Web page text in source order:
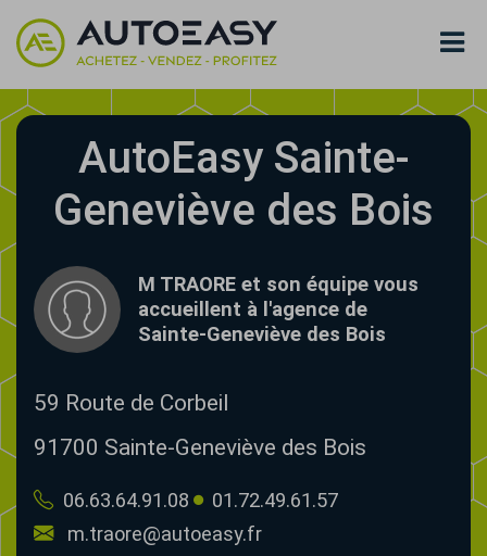
AutoEasy Sainte-
Geneviève des Bois
M TRAORE et son équipe vous
accueillent à l'agence de
Sainte-Geneviève des Bois
59 Route de Corbeil
91700 Sainte-Geneviève des Bois
06.63.64.91.08
01.72.49.61.57
m.traore@autoeasy.fr